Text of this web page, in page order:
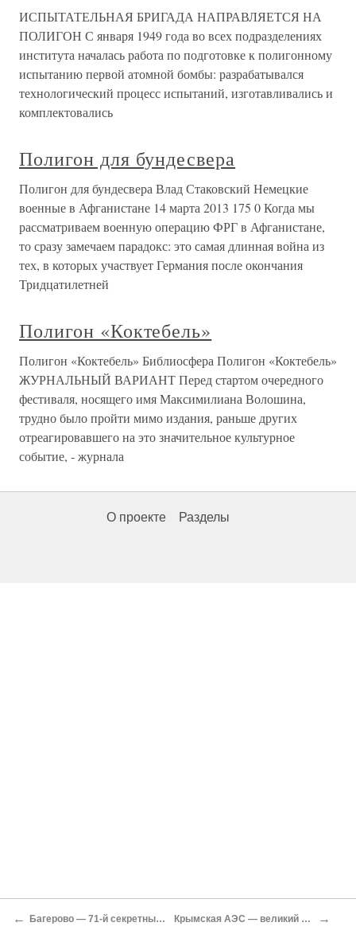
ИСПЫТАТЕЛЬНАЯ БРИГАДА НАПРАВЛЯЕТСЯ НА
ПОЛИГОН С января 1949 года во всех подразделениях
института началась работа по подготовке к полигонному
испытанию первой атомной бомбы: разрабатывался
технологический процесс испытаний, изготавливались и
комплектовались
Полигон для бундесвера
Полигон для бундесвера Влад Стаковский Немецкие
военные в Афганистане 14 марта 2013 175 0 Когда мы
рассматриваем военную операцию ФРГ в Афганистане,
то сразу замечаем парадокс: это самая длинная война из
тех, в которых участвует Германия после окончания
Тридцатилетней
Полигон «Коктебель»
Полигон «Коктебель» Библиосфера Полигон «Коктебель»
ЖУРНАЛЬНЫЙ ВАРИАНТ Перед стартом очередного
фестиваля, носящего имя Максимилиана Волошина,
трудно было пройти мимо издания, раньше других
отреагировавшего на это значительное культурное
событие, - журнала
О проекте Разделы
← Багерово — 71-й секретный полигон Крымская АЭС — великий недострой →